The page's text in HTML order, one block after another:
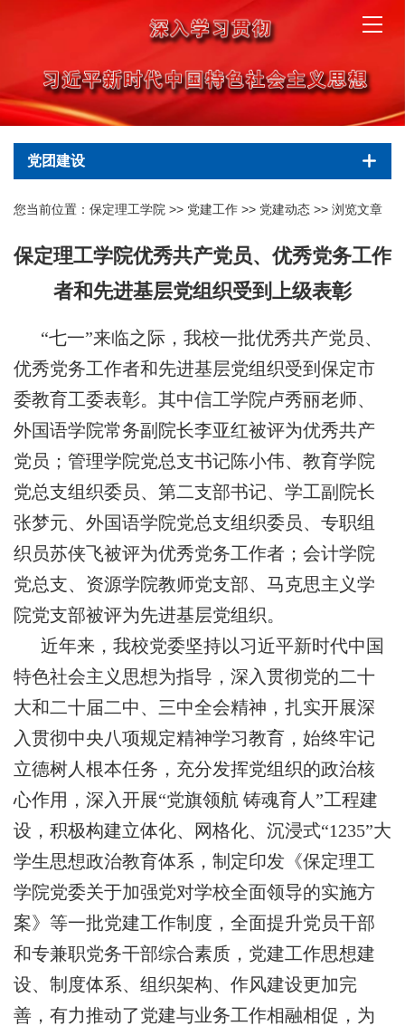
党团建设
您当前位置： 保定理工学院 >> 党建工作 >> 党建动态 >> 浏览文章
保定理工学院优秀共产党员、优秀党务工作
者和先进基层党组织受到上级表彰
“七一”来临之际，我校一批优秀共产党员、
优秀党务工作者和先进基层党组织受到保定市
委教育工委表彰。其中信工学院卢秀丽老师、
外国语学院常务副院长李亚红被评为优秀共产
党员；管理学院党总支书记陈小伟、教育学院
党总支组织委员、第二支部书记、学工副院长
张梦元、外国语学院党总支组织委员、专职组
织员苏侠飞被评为优秀党务工作者；会计学院
党总支、资源学院教师党支部、马克思主义学
院党支部被评为先进基层党组织。
近年来，我校党委坚持以习近平新时代中国
特色社会主义思想为指导，深入贯彻党的二十
大和二十届二中、三中全会精神，扎实开展深
入贯彻中央八项规定精神学习教育，始终牢记
立德树人根本任务，充分发挥党组织的政治核
心作用，深入开展“党旗领航 铸魂育人”工程建
设，积极构建立体化、网格化、沉浸式“1235”大
学生思想政治教育体系，制定印发《保定理工
学院党委关于加强党对学校全面领导的实施方
案》等一批党建工作制度，全面提升党员干部
和专兼职党务干部综合素质，党建工作思想建
设、制度体系、组织架构、作风建设更加完
善，有力推动了党建与业务工作相融相促，为